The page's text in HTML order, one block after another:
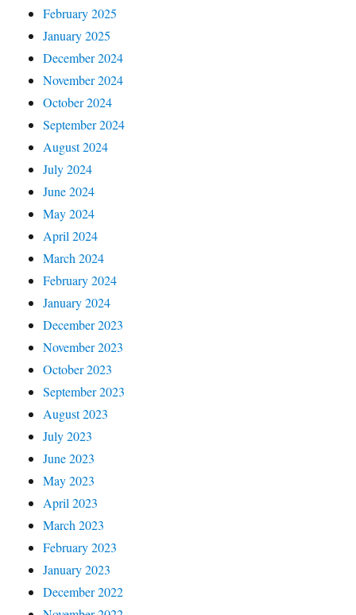
February 2025
January 2025
December 2024
November 2024
October 2024
September 2024
August 2024
July 2024
June 2024
May 2024
April 2024
March 2024
February 2024
January 2024
December 2023
November 2023
October 2023
September 2023
August 2023
July 2023
June 2023
May 2023
April 2023
March 2023
February 2023
January 2023
December 2022